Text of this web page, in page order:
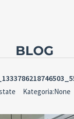
BLOG
Kategoria:None